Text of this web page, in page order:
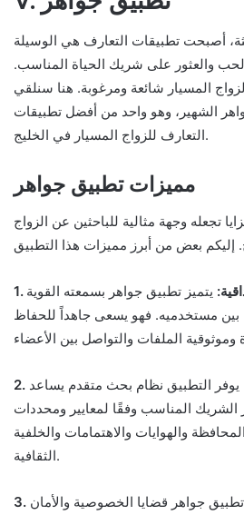
أصبحت تطبيقات التعارف هي الوسيلة
والعثور على شريك الحياة المناسب.
المسيار شائعة ومرغوبة. هنا سنلقي
الشهير، وهو واحد من أفضل تطبيقات
التعارف للزواج المسيار في الخليج.
مميزات تطبيق جواهر
تجعله وجهة مثالية للباحثين عن الزواج
يتميز تطبيق جواهر بسمعته القوية
بين مستخدميه. فهو يسعى جاهداً للحفاظ
يوفر التطبيق نظام بحث متقدم يساعد
الشريك المناسب وفقًا لمعايير ومحددات
والهوايات والاهتمامات والخلفية
الثقافية.
جواهر قضايا الخصوصية والأمان